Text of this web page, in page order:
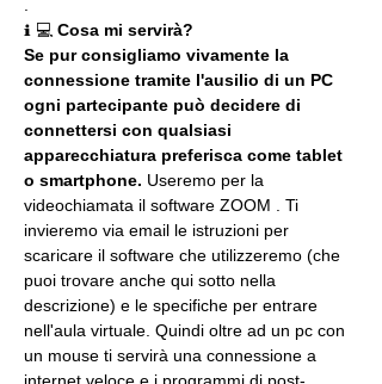
ℹ 💻 Cosa mi servirà?
Se pur consigliamo vivamente la
connessione tramite l'ausilio di un PC
ogni partecipante può decidere di
connettersi con qualsiasi
apparecchiatura preferisca come tablet
o smartphone. Useremo per la
videochiamata il software ZOOM . Ti
invieremo via email le istruzioni per
scaricare il software che utilizzeremo (che
puoi trovare anche qui sotto nella
descrizione) e le specifiche per entrare
nell'aula virtuale. Quindi oltre ad un pc con
un mouse ti servirà una connessione a